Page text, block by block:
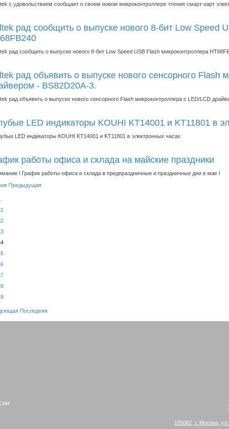
с удовольствием сообщает о своем новом микроконтроллере чтения смарт-карт
рад сообщить о выпуске нового 8-бит Low Speed
рад сообщить о выпуске нового 8-бит Low Speed USB Flash микроконтроллера
рад объявить о выпуске нового сенсорного Flash
- BS82D20A-3.
рад объявить о выпуске нового сенсорного Flash микроконтроллера с LED/LCD
LED индикаторы KOUHI KT14001 и KT11801 в
LED индикаторы KOUHI KT14001 и KT11801 в электронных часах
работы офиса и склада на майские праздники
! График работы офиса и склада в предпраздничные и праздничные дни в мае !
Предыдущая
Последняя
105082, г. Москва,